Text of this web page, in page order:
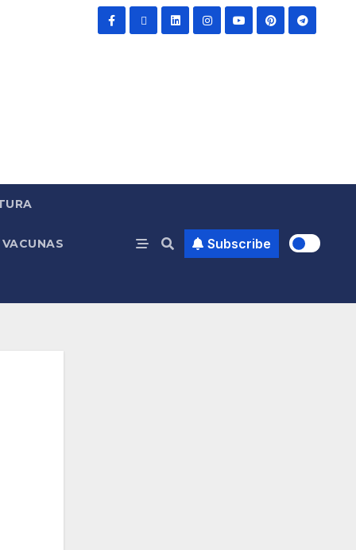
VACUNAS Subscribe